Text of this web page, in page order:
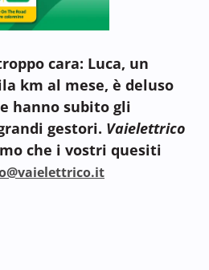
cara: Luca, un
km al mese, è deluso
hanno subito gli
gestori. Vaielettrico
che i vostri quesiti